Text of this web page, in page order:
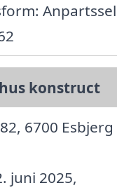
konstruct
6700 Esbjerg
juni 2025,